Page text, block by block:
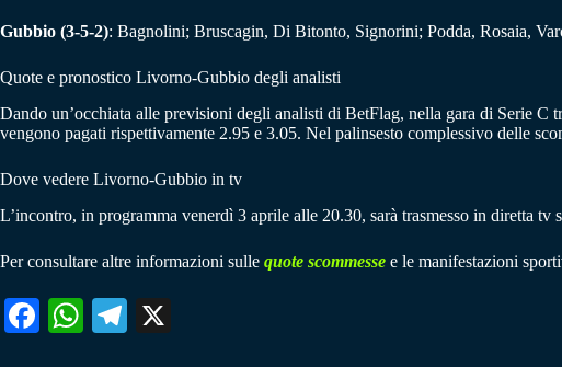
Gubbio (3-5-2): Bagnolini; Bruscagin, Di Bitonto, Signorini; Podda, Rosaia,
Quote e pronostico Livorno-Gubbio degli analisti
Dando un’occhiata alle previsioni degli analisti di BetFlag, nella gara di Serie
vengono pagati rispettivamente 2.95 e 3.05. Nel palinsesto complessivo delle
Dove vedere Livorno-Gubbio in tv
L’incontro, in programma venerdì 3 aprile alle 20.30, sarà trasmesso in diretta tv
Per consultare altre informazioni sulle quote scommesse e le manifestazioni
Fa W
Te